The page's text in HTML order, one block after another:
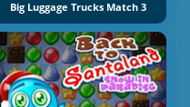
Big Luggage Trucks Match 3